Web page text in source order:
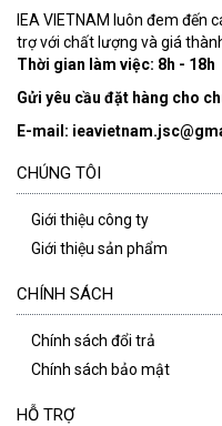
IEA VIETNAM luôn đem đến
trợ với chất lượng và giá
Thời gian làm việc: 8h - 18h
Gửi yêu cầu đặt hàng cho
E-mail:
CHÚNG TÔI
Giới thiệu công ty
Giới thiệu sản phẩm
CHÍNH SÁCH
Chính sách đổi trả
Chính sách bảo mật
HỖ TRỢ